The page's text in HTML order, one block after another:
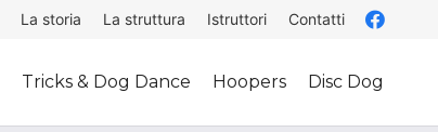
La storia La struttura Istruttori Contatti
Tricks & Dog Dance Hoopers Disc Dog